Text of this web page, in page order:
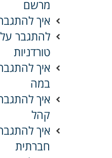
מרשם
איך
להתגבר
טורדניות
איך
במה
איך
קהל
איך
חברתית